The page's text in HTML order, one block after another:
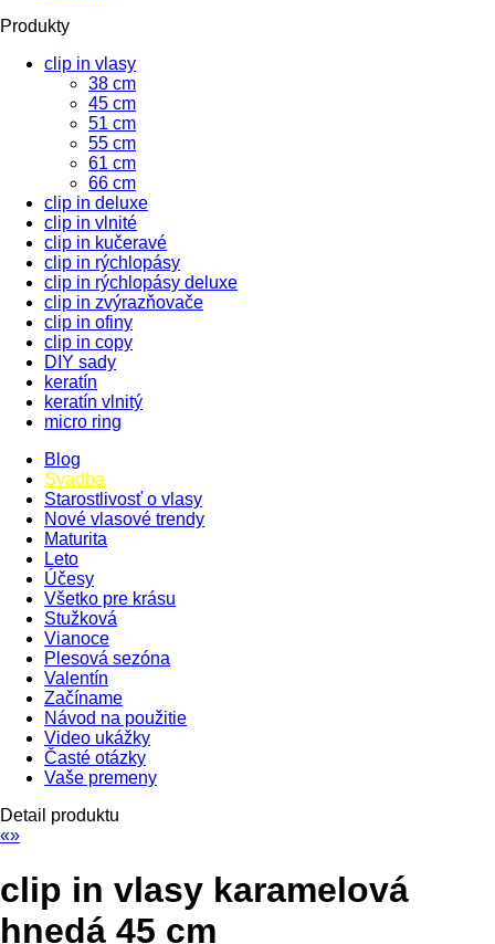
Produkty
clip in vlasy
38 cm
45 cm
51 cm
55 cm
61 cm
66 cm
clip in deluxe
clip in vlnité
clip in kučeravé
clip in rýchlopásy
clip in rýchlopásy deluxe
clip in zvýrazňovače
clip in ofiny
clip in copy
DIY sady
keratín
keratín vlnitý
micro ring
Blog
Svadba
Starostlivosť o vlasy
Nové vlasové trendy
Maturita
Leto
Účesy
Všetko pre krásu
Stužková
Vianoce
Plesová sezóna
Valentín
Začíname
Návod na použitie
Video ukážky
Časté otázky
Vaše premeny
Detail produktu
«»
clip in vlasy karamelová
hnedá 45 cm